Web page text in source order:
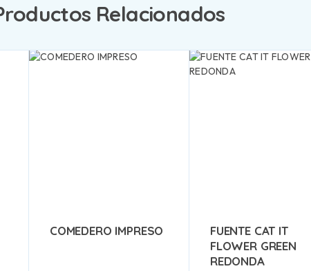
Relacionados
COMEDERO IMPRESO
FUENTE CAT IT
FLOWER GREEN
REDONDA